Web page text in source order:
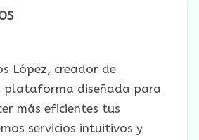
López, creador de
diseñada para
más eficientes tus
servicios intuitivos y